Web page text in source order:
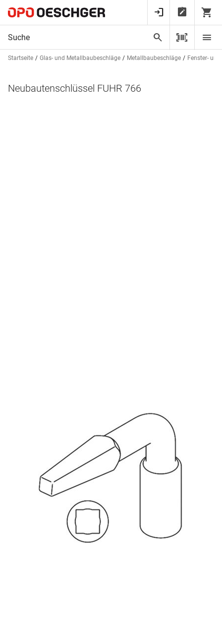
Startseite Glas- und Metallbaubeschläge Metallbaubeschläge Fenster-
Neubautenschlüssel FUHR 766